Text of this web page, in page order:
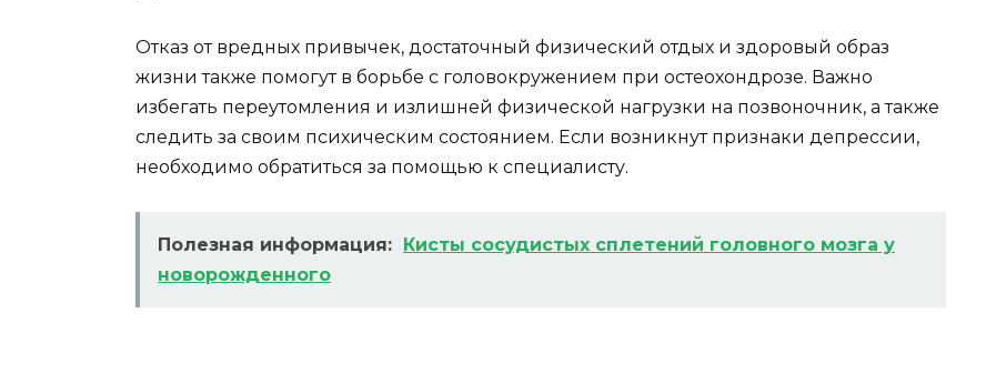
Отказ от вредных привычек, достаточный физический отдых и здоровый образ
жизни также помогут в борьбе с головокружением при остеохондрозе. Важно
избегать переутомления и излишней физической нагрузки на позвоночник, а также
следить за своим психическим состоянием. Если возникнут признаки депрессии,
необходимо обратиться за помощью к специалисту.
Полезная информация:
Кисты сосудистых сплетений головного мозга у
новорожденного